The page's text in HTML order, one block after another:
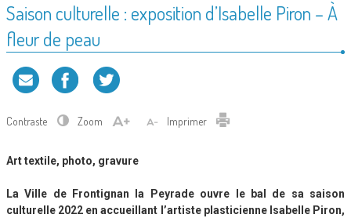
Saison culturelle : exposition d’Isabelle Piron – À
fleur de peau
Contraste Zoom Imprimer
Art textile, photo, gravure
La Ville de Frontignan la Peyrade ouvre le bal de sa saison
culturelle 2022 en accueillant l’artiste plasticienne Isabelle Piron,